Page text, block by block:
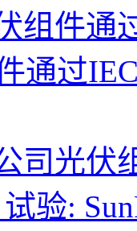
组件通
通过
司光伏
验: